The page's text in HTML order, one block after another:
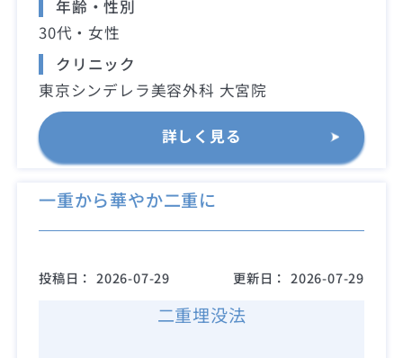
年齢・性別
30代・女性
クリニック
東京シンデレラ美容外科 大宮院
詳しく見る
一重から華やか二重に
投稿日： 2026-07-29 更新日： 2026-07-29
二重埋没法